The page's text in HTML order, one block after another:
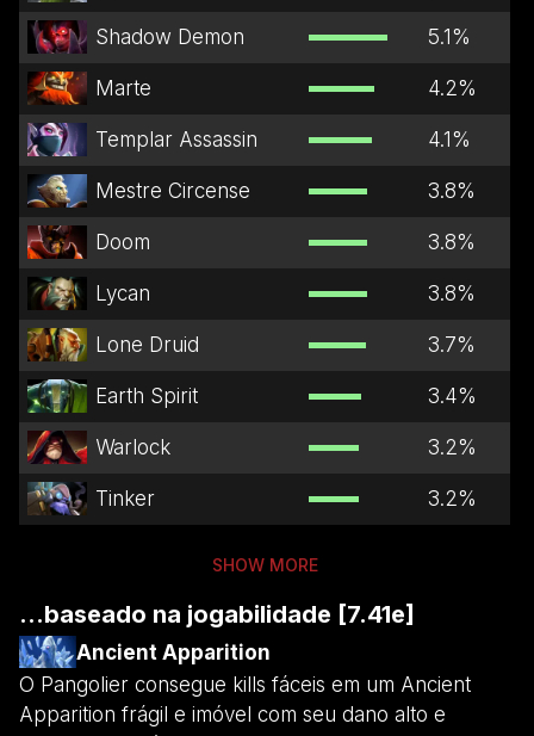
Shadow Demon 5.1%
Marte 4.2%
Templar Assassin 4.1%
Mestre Circense 3.8%
Doom 3.8%
Lycan 3.8%
Lone Druid 3.7%
Earth Spirit 3.4%
Warlock 3.2%
Tinker 3.2%
SHOW MORE
...baseado na jogabilidade [7.41e]
Ancient Apparition
O Pangolier consegue kills fáceis em um Ancient
Apparition frágil e imóvel com seu dano alto e